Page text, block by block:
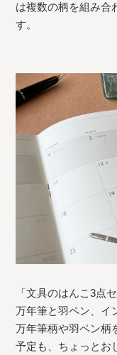
は複数の柄を組み合
す。
「文具のはんこ3点
万年筆と羽ペン、イ
万年筆柄や羽ペン柄
予定も、ちょっとお